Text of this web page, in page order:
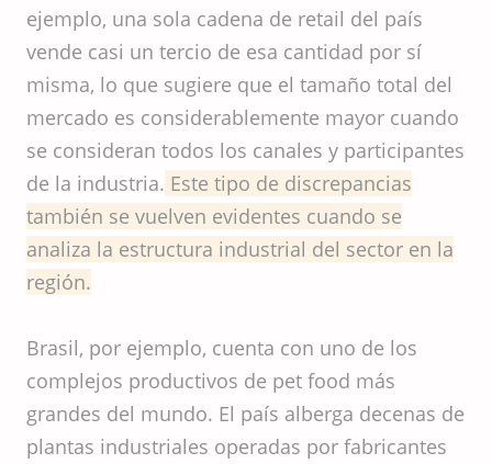
ejemplo, una sola cadena de retail del país
vende casi un tercio de esa cantidad por sí
misma, lo que sugiere que el tamaño total del
mercado es considerablemente mayor cuando
se consideran todos los canales y participantes
de la industria. Este tipo de discrepancias
también se vuelven evidentes cuando se
analiza la estructura industrial del sector en la
región.
Brasil, por ejemplo, cuenta con uno de los
complejos productivos de pet food más
grandes del mundo. El país alberga decenas de
plantas industriales operadas por fabricantes